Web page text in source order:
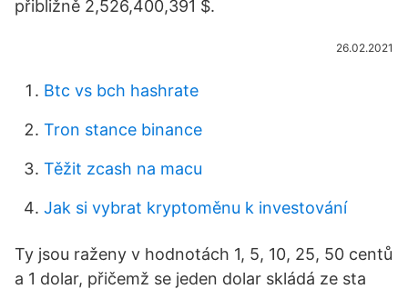
přibližně 2,526,400,391 $.
26.02.2021
Btc vs bch hashrate
Tron stance binance
Těžit zcash na macu
Jak si vybrat kryptoměnu k investování
Ty jsou raženy v hodnotách 1, 5, 10, 25, 50 centů
a 1 dolar, přičemž se jeden dolar skládá ze sta